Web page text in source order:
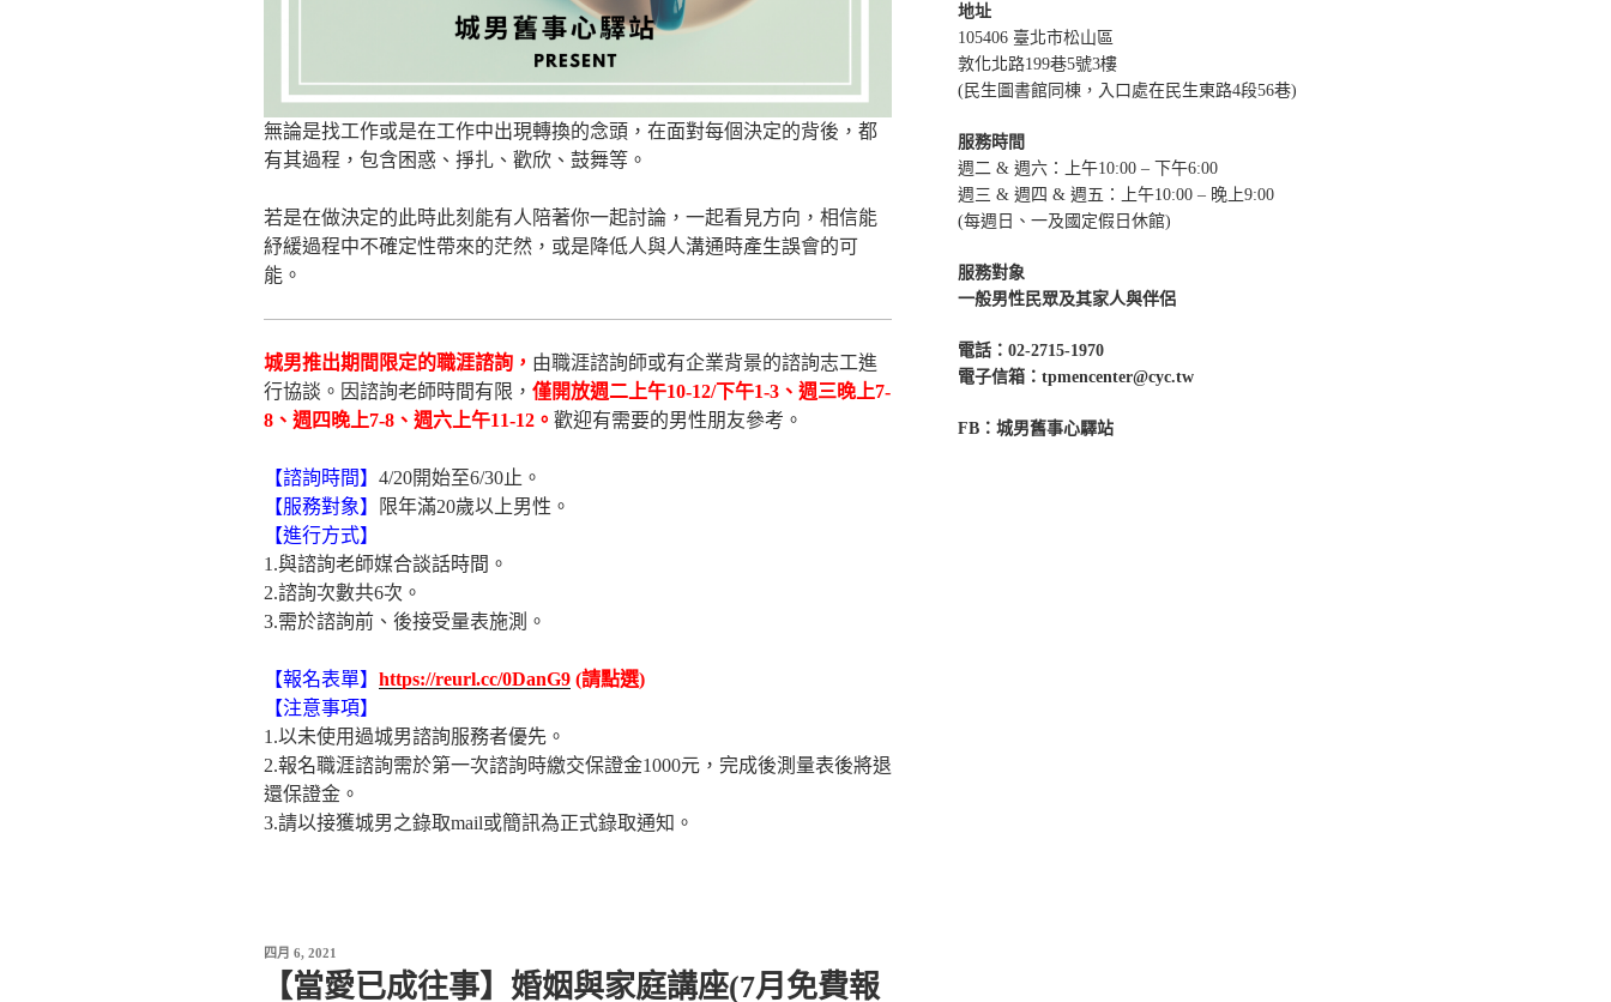
無論是找工作或是在工作中出現轉換的念頭，在面對每個決定的背後，都
有其過程，包含困惑、掙扎、歡欣、鼓舞等。
若是在做決定的此時此刻能有人陪著你一起討論，一起看見方向，相信能
紓緩過程中不確定性帶來的茫然，或是降低人與人溝通時產生誤會的可
能。
城男推出期間限定的職涯諮詢， 由職涯諮詢師或有企業背景的諮詢志工進
行協談。因諮詢老師時間有限， 僅開放週二上午10-12/下午1-3、週三晚上7-
8、週四晚上7-8、週六上午11-12。 歡迎有需要的男性朋友參考。
【諮詢時間】 4/20開始至6/30止。
【服務對象】
限年滿20歲以上男性。
【進行方式】
1.與諮詢老師媒合談話時間。
2.諮詢次數共6次。
3.需於諮詢前、後接受量表施測。
【報名表單】 https://reurl.cc/0DanG9 (請點選)
【注意事項】
1.以未使用過城男諮詢服務者優先。
2.報名職涯諮詢需於第一次諮詢時繳交保證金1000元，完成後測量表後將退
還保證金。
3.請以接獲城男之錄取mail或簡訊為正式錄取通知。
發
四月 6, 2021
【當愛已成往事】婚姻與家庭講座(7月免費報
地址
105406 臺北市松山區
敦化北路199巷5號3樓
(民生圖書館同棟，入口處在民生東路4段56巷)
服務時間
週二 & 週六：上午10:00 – 下午6:00
週三 & 週四 & 週五：上午10:00 – 晚上9:00
(每週日、一及國定假日休館)
服務對象
一般男性民眾及其家人與伴侶
電話：02-2715-1970
電子信箱：tpmencenter@cyc.tw
FB：城男舊事心驛站